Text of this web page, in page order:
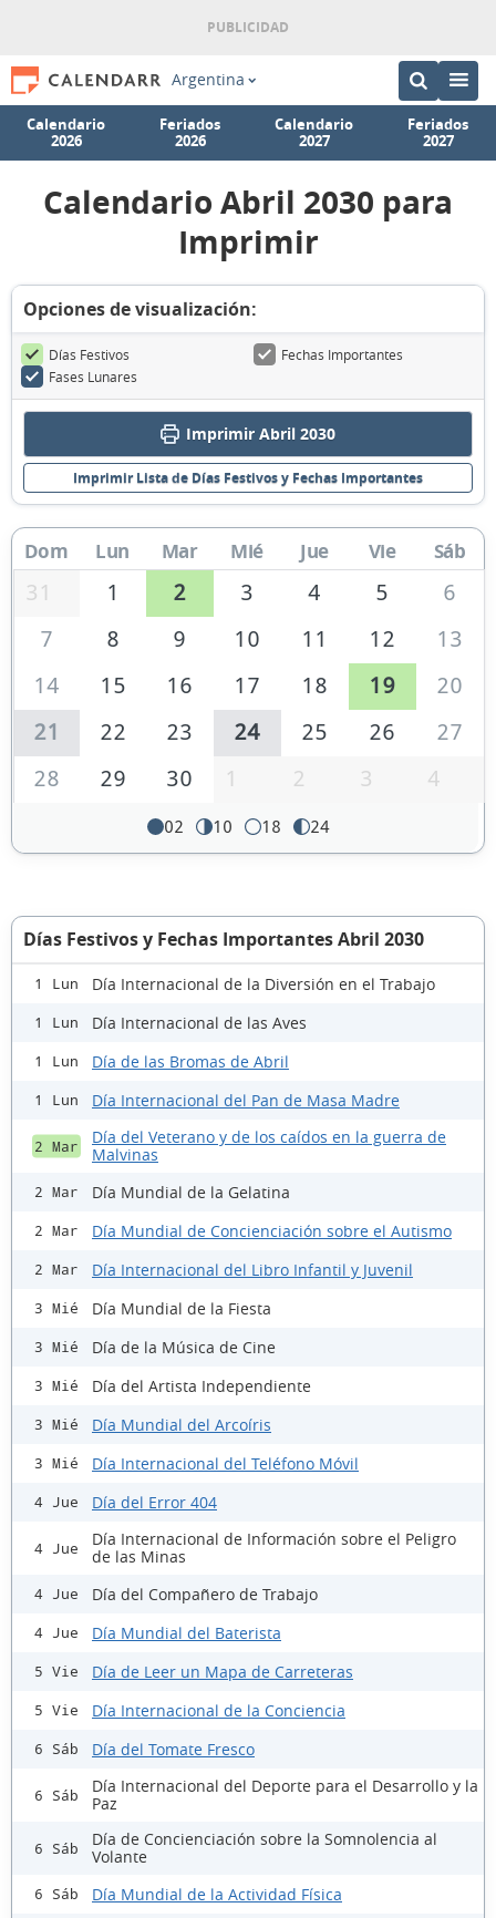
Argentina
Calendario
2026
Feriados
2026
Calendario
2027
Feriados
2027
Calendario Abril 2030 para
Imprimir
Opciones de visualización:
Días Festivos
Fechas Importantes
Fases Lunares
Imprimir Abril 2030
Imprimir Lista de Días Festivos y Fechas Importantes
Dom Lun Mar Mié Jue Vie Sáb
31 1 2 3 4 5
6
7
8 9 10 11 12
13
14
15 16 17 18 19
20
21
22 23 24 25 26
27
28
29 30 1 2 3 4
02 10 18 24
Días Festivos y Fechas Importantes Abril 2030
1 Lun Día Internacional de la Diversión en el Trabajo
1 Lun Día Internacional de las Aves
1 Lun Día de las Bromas de Abril
1 Lun Día Internacional del Pan de Masa Madre
2 Mar
Día del Veterano y de los caídos en la guerra de
Malvinas
2 Mar Día Mundial de la Gelatina
2 Mar Día Mundial de Concienciación sobre el Autismo
2 Mar Día Internacional del Libro Infantil y Juvenil
3 Mié Día Mundial de la Fiesta
3 Mié Día de la Música de Cine
3 Mié Día del Artista Independiente
3 Mié Día Mundial del Arcoíris
3 Mié Día Internacional del Teléfono Móvil
4 Jue Día del Error 404
4 Jue
Día Internacional de Información sobre el Peligro
de las Minas
4 Jue Día del Compañero de Trabajo
4 Jue Día Mundial del Baterista
5 Vie Día de Leer un Mapa de Carreteras
5 Vie Día Internacional de la Conciencia
6 Sáb Día del Tomate Fresco
6 Sáb
Día Internacional del Deporte para el Desarrollo y la
Paz
6 Sáb
Día de Concienciación sobre la Somnolencia al
Volante
6 Sáb Día Mundial de la Actividad Física